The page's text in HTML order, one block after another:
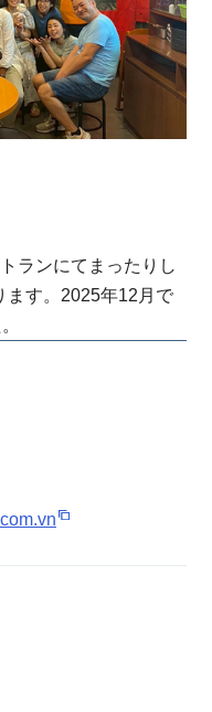
ランにてまったりし
ます。2025年12月で